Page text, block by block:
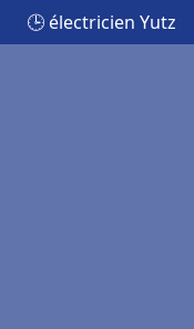
🕒 électricien Yutz